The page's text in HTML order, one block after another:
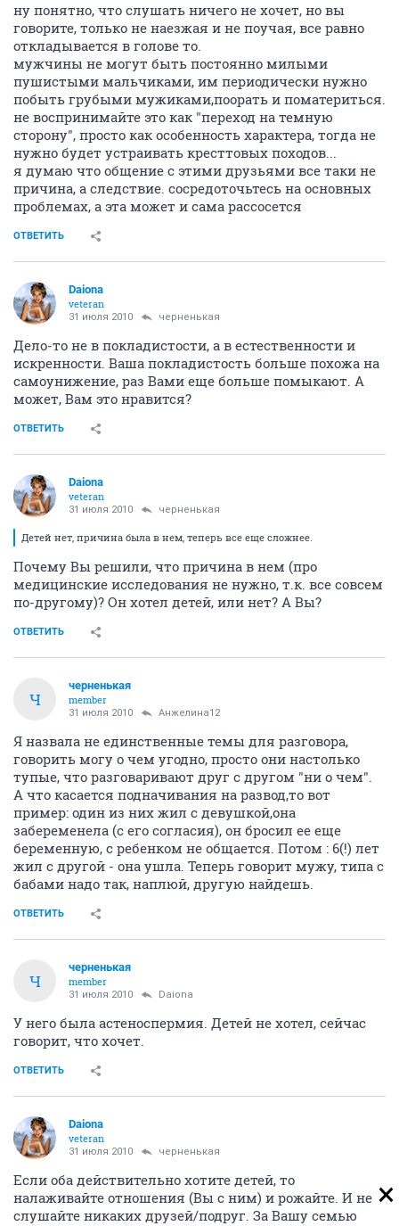
ну понятно, что слушать ничего не хочет, но вы
говорите, только не наезжая и не поучая, все равно
откладывается в голове то.
мужчины не могут быть постоянно милыми
пушистыми мальчиками, им периодически нужно
побыть грубыми мужиками,поорать и поматериться.
не воспринимайте это как "переход на темную
сторону", просто как особенность характера, тогда не
нужно будет устраивать кресттовых походов...
я думаю что общение с этими друзьями все таки не
причина, а следствие. сосредоточьтесь на основных
проблемах, а эта может и сама рассосется
ОТВЕТИТЬ
Daiona
veteran
31 июля 2010 черненькая
Дело-то не в покладистости, а в естественности и
искренности. Ваша покладистость больше похожа на
самоунижение, раз Вами еще больше помыкают. А
может, Вам это нравится?
ОТВЕТИТЬ
Daiona
veteran
31 июля 2010 черненькая
Детей нет, причина была в нем, теперь все еще сложнее.
Почему Вы решили, что причина в нем (про
медицинские исследования не нужно, т.к. все совсем
по-другому)? Он хотел детей, или нет? А Вы?
ОТВЕТИТЬ
Ч
черненькая
member
31 июля 2010 Анжелина12
Я назвала не единственные темы для разговора,
говорить могу о чем угодно, просто они настолько
тупые, что разговаривают друг с другом "ни о чем".
А что касается подначивания на развод,то вот
пример: один из них жил с девушкой,она
забеременела (с его согласия), он бросил ее еще
беременную, с ребенком не общается. Потом : 6(!) лет
жил с другой - она ушла. Теперь говорит мужу, типа с
бабами надо так, наплюй, другую найдешь.
ОТВЕТИТЬ
Ч
черненькая
member
31 июля 2010 Daiona
У него была астеноспермия. Детей не хотел, сейчас
говорит, что хочет.
ОТВЕТИТЬ
Daiona
veteran
31 июля 2010 черненькая
Если оба действительно хотите детей, то
налаживайте отношения (Вы с ним) и рожайте. И не
слушайте никаких друзей/подруг. За Вашу семью